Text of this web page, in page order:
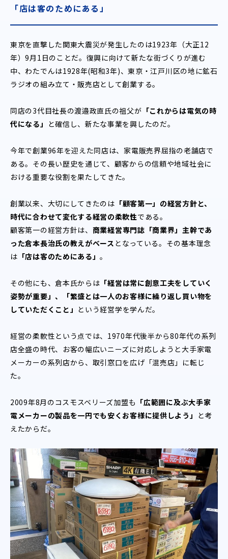
「店は客のためにある」
東京を直撃した関東大震災が発生したのは1923年（大正12
年）9月1日のことだ。復興に向けて新たな街づくりが進む
中、わたでんは1928年(昭和3年)、東京・江戸川区の地に鉱石
ラジオの組み立て・販売店として創業する。
同店の3代目社長の渡邉政直氏の祖父が 「これからは電気の時
代になる」 と確信し、新たな事業を興したのだ。
今年で創業96年を迎えた同店は、家電販売界屈指の老舗店で
ある。その長い歴史を通じて、顧客からの信頼や地域社会に
おける重要な役割を果たしてきた。
創業以来、大切にしてきたのは 「顧客第一」の経営方針と、
時代に合わせて変化する経営の柔軟性である。
顧客第一の経営方針は、 商業経営専門誌「商業界」主幹であ
った倉本長治氏の教えがベース となっている。その基本理念
は 「店は客のためにある」。
その他にも、倉本氏からは 「経営は常に創意工夫をしていく
姿勢が重要」、「繁盛とは一人のお客様に繰り返し買い物を
していただくこと」 という経営学を学んだ。
経営の柔軟性という点では、1970年代後半から80年代の系列
店全盛の時代、お客の幅広いニーズに対応しようと大手家電
メーカーの系列店から、取引窓口を広げ「混売店」に転じ
た。
2009年8月のコスモスベリーズ加盟も 「広範囲に及ぶ大手家
電メーカーの製品を一円でも安くお客様に提供しよう」 と考
えたからだ。